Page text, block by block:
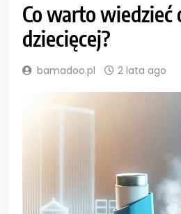
Co warto wiedzieć
dziecięcej?
bamadoo.pl 2 lata ago